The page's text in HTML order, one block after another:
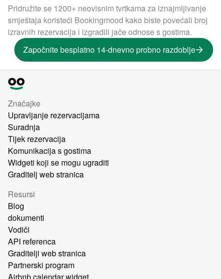
Pridružite se 1200+ neovisnim tvrtkama za iznajmljivanje
smještaja koristeći Bookingmood kako biste povećali broj
izravnih rezervacija i izgradili jače odnose s gostima.
Započnite besplatno 14-dnevno probno razdoblje
Značajke
Upravljanje rezervacijama
Suradnja
Tijek rezervacija
Komunikacija s gostima
Widgeti koji se mogu ugraditi
Graditelj web stranica
Resursi
Blog
dokumenti
Vodiči
API referenca
Graditelji web stranica
Partnerski program